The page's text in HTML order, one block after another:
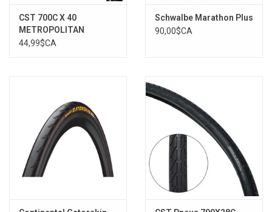
CST 700C X 40
METROPOLITAN
ANTONOV (E-BIKE)
44,99$CA
Schwalbe Marathon Plus
90,00$CA